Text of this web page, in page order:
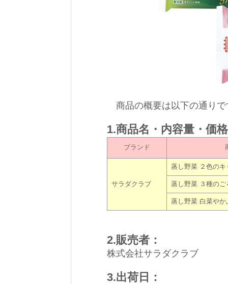
商品の概要は以下の通りで
1.商品名・内容量・価
ブランド
サラダクラブ
蒸し野菜 ２色の
蒸し野菜 ３種のご
蒸し野菜 白菜やか
2.販売者：
株式会社サラダクラブ
3.出荷日：